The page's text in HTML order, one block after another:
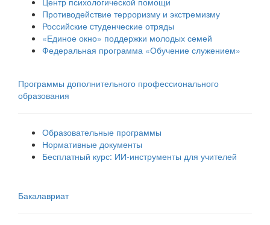
Противодействие терроризму и экстремизму
Российские cтуденческие отряды
«Единое окно» поддержки молодых семей
Федеральная программа «Обучение служением»
Программы дополнительного профессионального
образования
Образовательные программы
Нормативные документы
Бесплатный курс: ИИ‑инструменты для учителей
Бакалавриат